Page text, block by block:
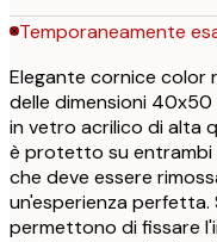
Temporaneamente
Elegante cornice color
delle dimensioni
in vetro acrilico di alta
è protetto su entrambi
che deve essere
un'esperienza
permettono di fissare